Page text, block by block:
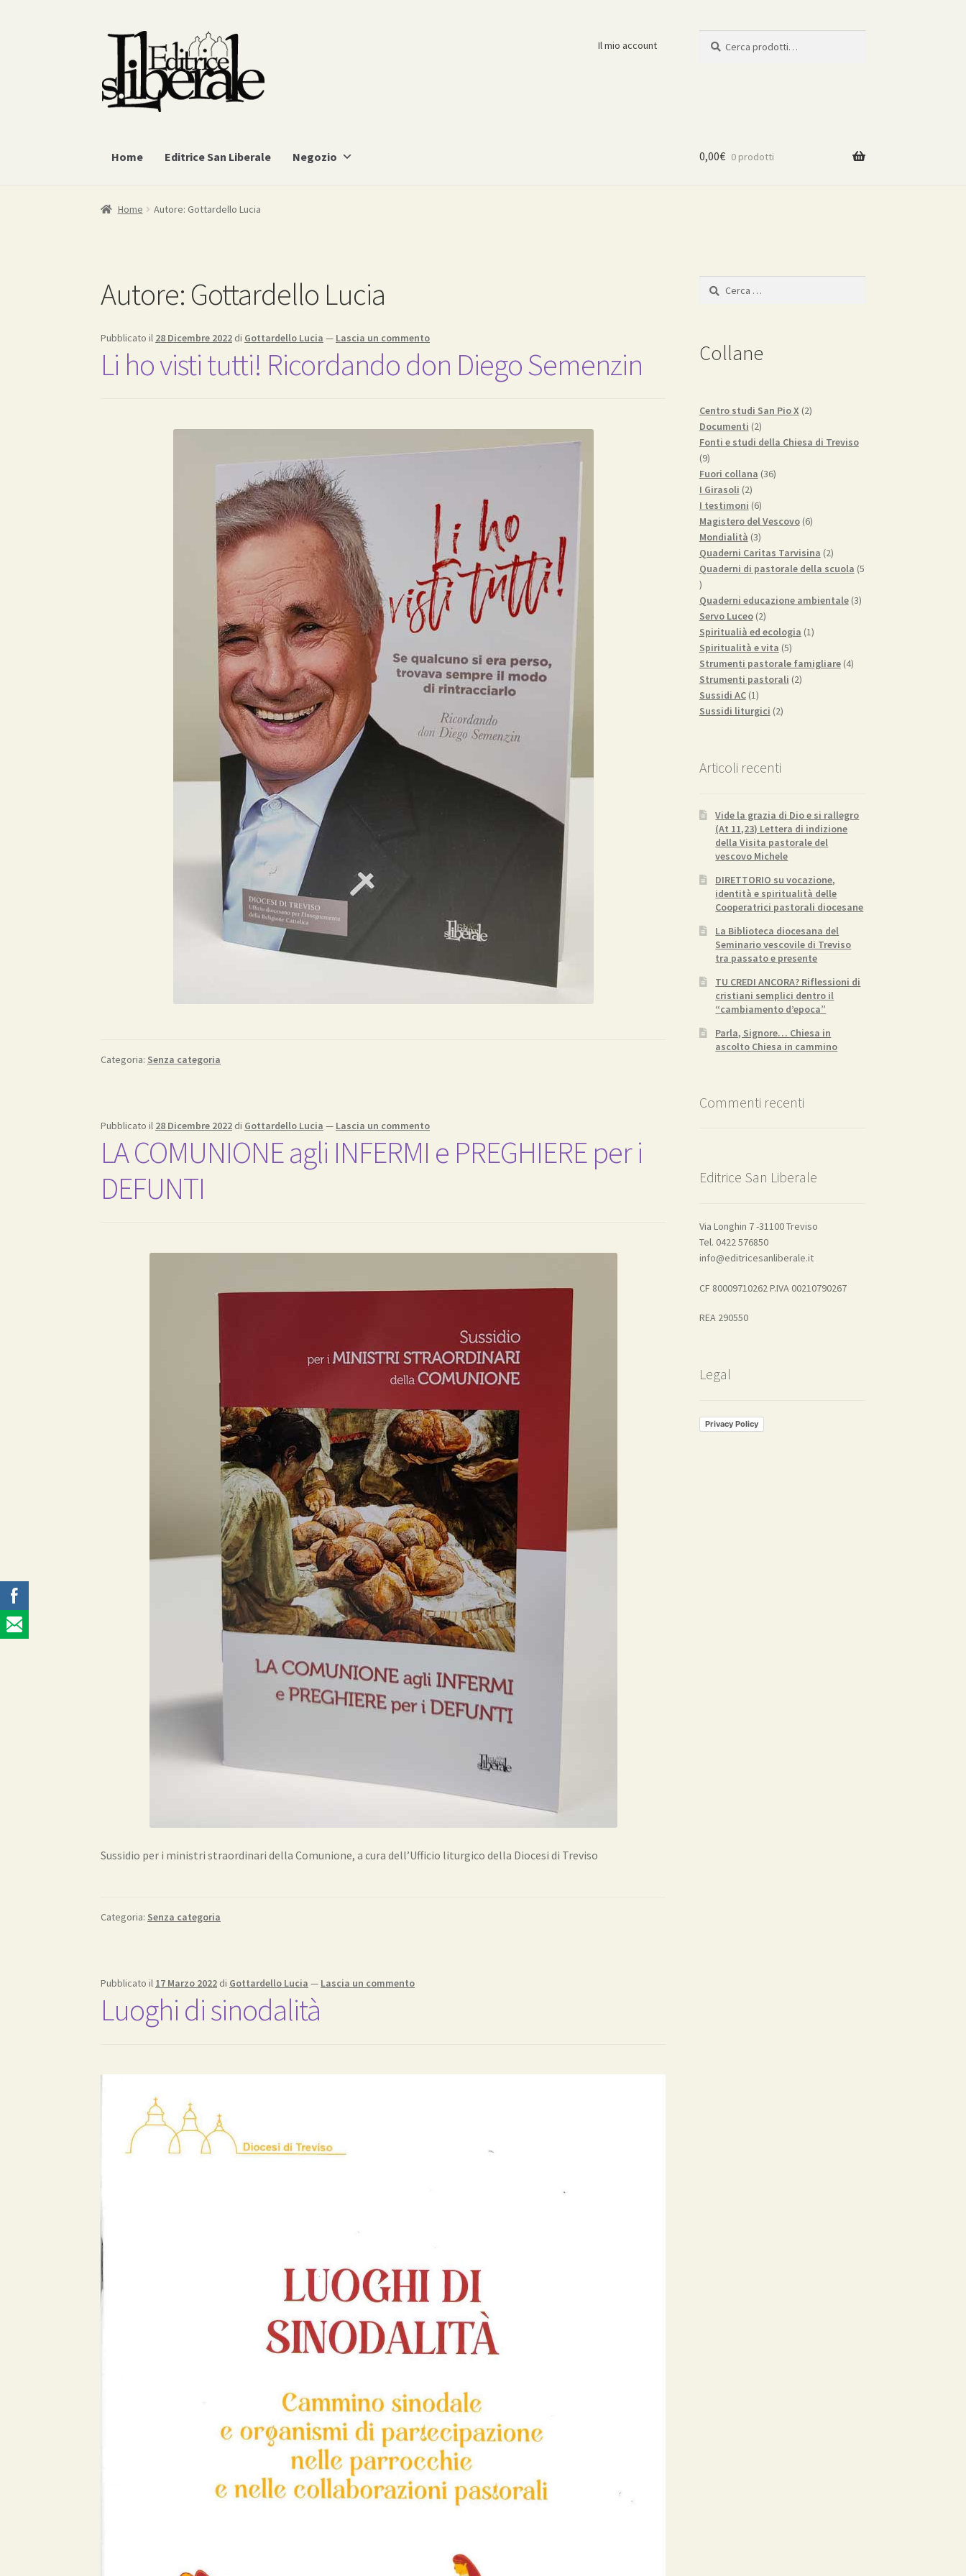
Vai
alla
navigazione
Vai
contenuto
Il mio account
Home Editrice San Liberale Negozio 0,00€ 0 prodotti
Home Autore: Gottardello Lucia
Autore: Gottardello Lucia
Pubblicato il 28 Dicembre 2022 di Gottardello Lucia — Lascia un commento
Li ho visti tutti! Ricordando don Diego Semenzin
Categoria: Senza categoria
Pubblicato il 28 Dicembre 2022 di Gottardello Lucia — Lascia un commento
LA COMUNIONE agli INFERMI e PREGHIERE per i
DEFUNTI
Sussidio per i ministri straordinari della Comunione, a cura dell’Ufficio liturgico della Diocesi di Treviso
Categoria: Senza categoria
Pubblicato il 17 Marzo 2022 di Gottardello Lucia — Lascia un commento
Luoghi di sinodalità
Ricerca
Collane
Centro studi San Pio X 22
Documenti 22
prodotti
Fonti e studi della Chiesa di Treviso
99
prodotti
Fuori collana 3636
I Girasoli 22
prodotti
I testimoni 66
prodotti
Magistero del Vescovo 66
Mondialità 33
prodotti
Quaderni Caritas Tarvisina 22
prodotti
Quaderni di pastorale della scuola 5
5
prodotti
Quaderni educazione ambientale 33
Servo Luceo 22
prodotti
Spiritualià ed ecologia 11
Spiritualità e vita 55
prodotti
Strumenti pastorale famigliare 44
Strumenti pastorali 22
Sussidi AC 11
prodotto
Sussidi liturgici 22
Articoli recenti
Vide la grazia di Dio e si rallegro
(At 11,23) Lettera di indizione
della Visita pastorale del
vescovo Michele
DIRETTORIO su vocazione,
identità e spiritualità delle
Cooperatrici pastorali diocesane
La Biblioteca diocesana del
Seminario vescovile di Treviso
tra passato e presente
TU CREDI ANCORA? Riflessioni di
cristiani semplici dentro il
“cambiamento d’epoca”
Parla, Signore… Chiesa in
ascolto Chiesa in cammino
Commenti recenti
Editrice San Liberale
Via Longhin 7 -31100 Treviso
Tel. 0422 576850
info@editricesanliberale.it
CF 80009710262 P.IVA 00210790267
REA 290550
Legal
Privacy Policy